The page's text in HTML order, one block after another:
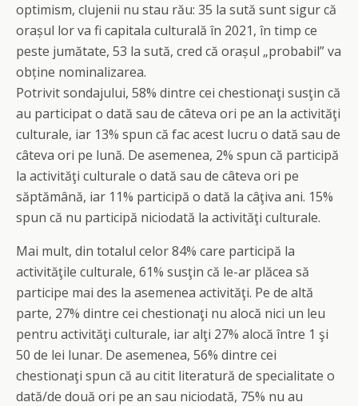
optimism, clujenii nu stau rău: 35 la sută sunt sigur că
orașul lor va fi capitala culturală în 2021, în timp ce
peste jumătate, 53 la sută, cred că orașul „probabil” va
obține nominalizarea.
Potrivit sondajului, 58% dintre cei chestionaţi susţin că
au participat o dată sau de câteva ori pe an la activităţi
culturale, iar 13% spun că fac acest lucru o dată sau de
câteva ori pe lună. De asemenea, 2% spun că participă
la activităţi culturale o dată sau de câteva ori pe
săptămână, iar 11% participă o dată la câţiva ani. 15%
spun că nu participă niciodată la activităţi culturale.
Mai mult, din totalul celor 84% care participă la
activităţile culturale, 61% susţin că le-ar plăcea să
participe mai des la asemenea activităţi. Pe de altă
parte, 27% dintre cei chestionaţi nu alocă nici un leu
pentru activităţi culturale, iar alţi 27% alocă între 1 şi
50 de lei lunar. De asemenea, 56% dintre cei
chestionaţi spun că au citit literatură de specialitate o
dată/de două ori pe an sau niciodată, 75% nu au